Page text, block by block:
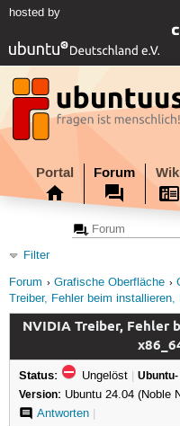
hosted by
Portal Forum
Filter
Forum
Grafische Oberfläche
Treiber, Fehler beim
NVIDIA Treiber, Fehler
Status: Ungelöst | Ubuntu-
Version: Ubuntu 24.04 (Noble
Antworten|